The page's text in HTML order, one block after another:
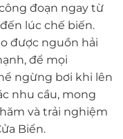
đoạn ngay từ
lúc chế biến.
được nguồn hải
để mọi
ngừng bơi khi lên
nhu cầu, mong
và trải nghiệm
Biển.